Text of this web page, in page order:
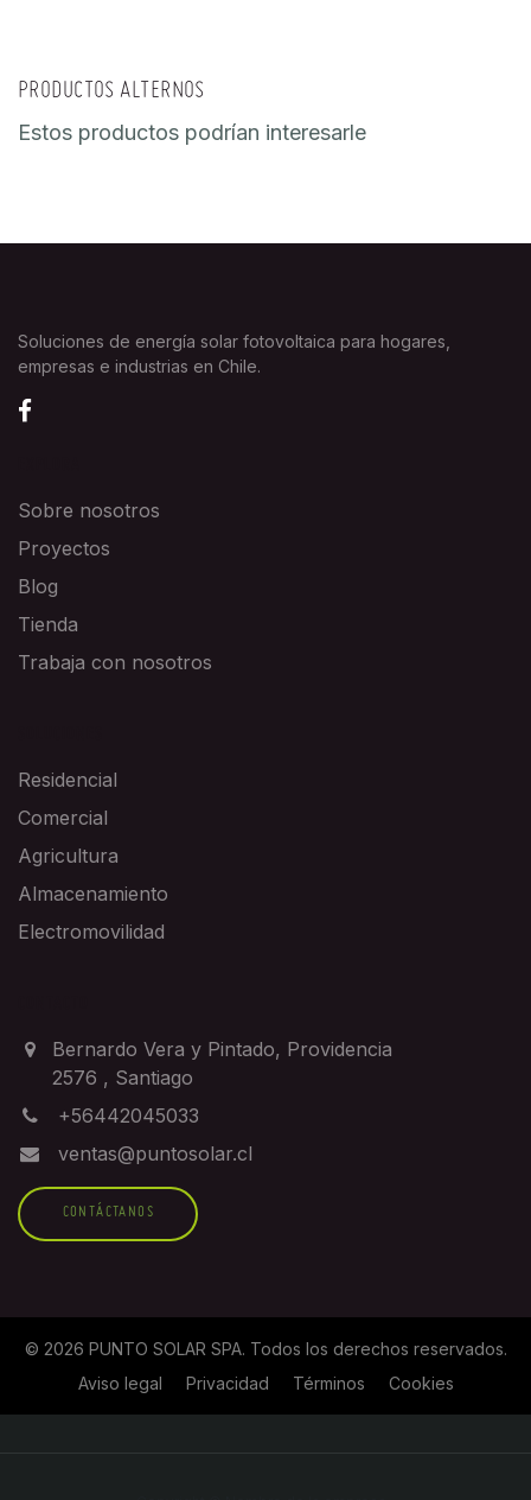
PRODUCTOS ALTERNOS
Estos productos podrían interesarle
Soluciones de energía solar fotovoltaica para hogares,
empresas e industrias en Chile.
Sobre nosotros
Proyectos
Blog
Tienda
Trabaja con nosotros
Residencial
Comercial
Agricultura
Almacenamiento
Electromovilidad
Bernardo Vera y Pintado, Providencia
2576 , Santiago
+56442045033
ventas@puntosolar.cl
CONTÁCTANOS
© 2026 PUNTO SOLAR SPA. Todos los derechos reservados.
Aviso legal
Privacidad Términos Cookies